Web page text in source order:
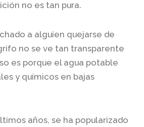
no es tan pura.
a alguien quejarse de
no se ve tan transparente
es porque el agua potable
y químicos en bajas
años, se ha popularizado